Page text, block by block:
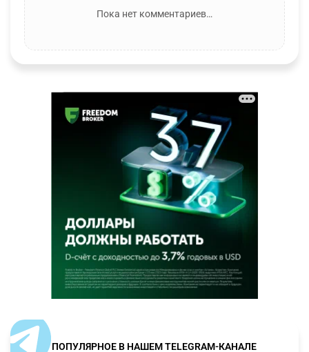
Пока нет комментариев…
ПОПУЛЯРНОЕ В НАШЕМ TELEGRAM-КАНАЛЕ